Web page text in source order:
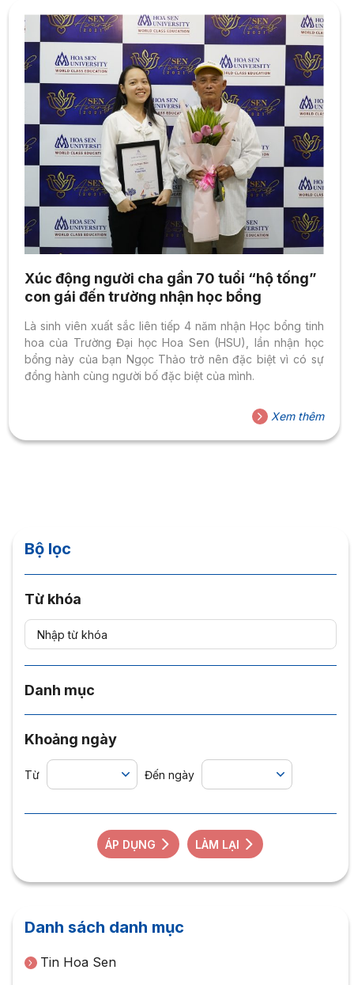
Xúc động người cha gần 70 tuổi “hộ tống”
con gái đến trường nhận học bổng
Là sinh viên xuất sắc liên tiếp 4 năm nhận Học bổng tinh
hoa của Trường Đại học Hoa Sen (HSU), lần nhận học
bổng này của bạn Ngọc Thảo trở nên đặc biệt vì có sự
đồng hành cùng người bố đặc biệt của mình.
Xem thêm
Bộ lọc
Từ khóa
Danh mục
Khoảng ngày
Từ Đến ngày
ÁP DỤNG LÀM LẠI
Danh sách danh mục
Tin Hoa Sen